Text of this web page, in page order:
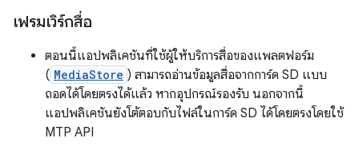
เฟรมเวิร์กสื่อ
ตอนนี้แอปพลิเคชันที่ใช้ผู้ให้บริการสื่อของแพลตฟอร์ม
( MediaStore ) สามารถอ่านข้อมูลสื่อจากการ์ด SD แบบ
ถอดได้โดยตรงได้แล้ว หากอุปกรณ์รองรับ นอกจากนี้
แอปพลิเคชันยังโต้ตอบกับไฟล์ในการ์ด SD ได้โดยตรงโดยใช้
MTP API